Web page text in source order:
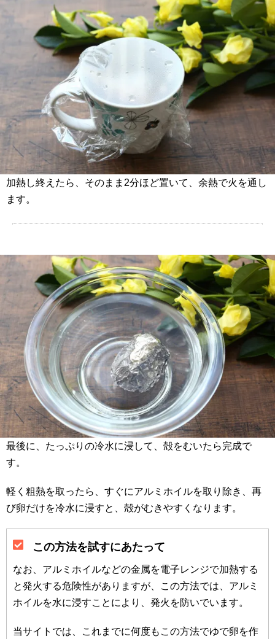
加熱し終えたら、そのまま2分ほど置いて、余熱で火を通し
ます。
最後に、たっぷりの冷水に浸して、殻をむいたら完成で
す。
軽く粗熱を取ったら、すぐにアルミホイルを取り除き、再
び卵だけを冷水に浸すと、殻がむきやすくなります。
この方法を試すにあたって
なお、アルミホイルなどの金属を電子レンジで加熱する
と発火する危険性がありますが、この方法では、アルミ
ホイルを水に浸すことにより、発火を防いでいます。
当サイトでは、これまでに何度もこの方法でゆで卵を作